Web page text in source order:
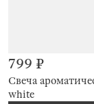
Свеча
white
799 ₽